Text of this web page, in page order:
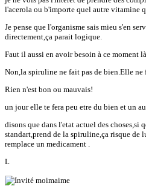
l'acerola ou b'importe quel autre vitamine
Je pense que l'organisme sais mieu s'en
directement,ça parait logique.
Faut il aussi en avoir besoin à ce moment là.
Non,la spiruline ne fait pas de bien.Elle ne
Rien n'est bon ou mauvais!
un jour elle te fera peu etre du bien et un
disons que dans l'etat actuel des choses,si
standart,prend de la spiruline,ça risque de
remplace un medicament .
L